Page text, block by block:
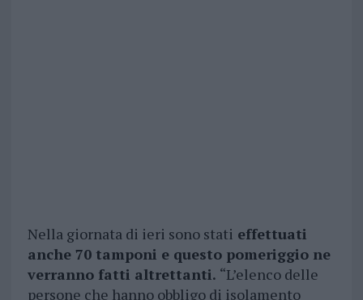
Nella giornata di ieri sono stati effettuati
anche 70 tamponi e questo pomeriggio ne
verranno fatti altrettanti. “L’elenco delle
persone che hanno obbligo di isolamento